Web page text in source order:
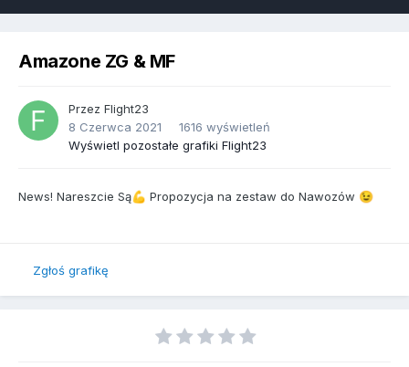
Amazone ZG & MF
Przez Flight23
8 Czerwca 2021
1616 wyświetleń
Wyświetl pozostałe grafiki Flight23
News! Nareszcie Są💪 Propozycja na zestaw do Nawozów 😉
Zgłoś grafikę